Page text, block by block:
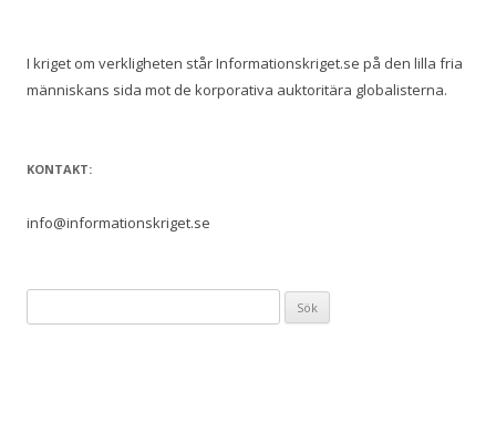
I kriget om verkligheten står Informationskriget.se på den lilla fria
människans sida mot de korporativa auktoritära globalisterna.
KONTAKT:
info@informationskriget.se
efter: